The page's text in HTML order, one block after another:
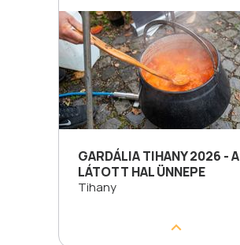
GARDÁLIA TIHANY 2026 - A
LÁTOTT HAL ÜNNEPE
Tihany